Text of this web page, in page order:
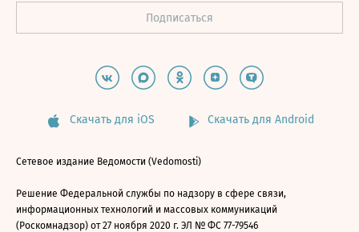
Скачать для iOS Скачать для Android
Сетевое издание Ведомости (Vedomosti)
Решение Федеральной службы по надзору в сфере связи,
информационных технологий и массовых коммуникаций
(Роскомнадзор) от 27 ноября 2020 г. ЭЛ № ФС 77-79546